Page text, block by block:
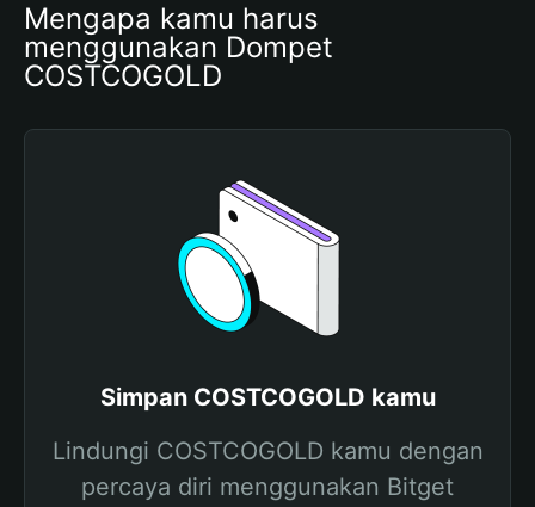
Mengapa kamu harus
menggunakan Dompet
COSTCOGOLD
Simpan COSTCOGOLD kamu
Lindungi COSTCOGOLD kamu dengan
percaya diri menggunakan Bitget